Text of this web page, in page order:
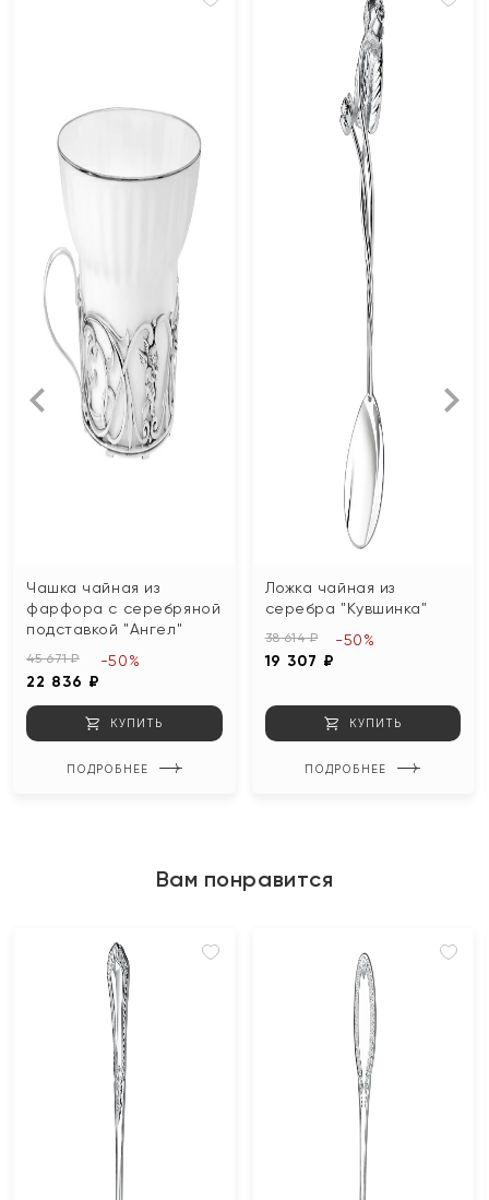
Чашка чайная из
фарфора с серебряной
подставкой "Ангел"
45 671 ₽
22 836 ₽
-50%
КУПИТЬ
ПОДРОБНЕЕ
Ложка чайная из
серебра "Кувшинка"
38 614 ₽
19 307 ₽
-50%
КУПИТЬ
ПОДРОБНЕЕ
Вам понравится